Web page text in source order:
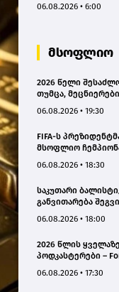
საზიანოდ
06.08.2026 • 6:00
მსოფლიო
2026 წელი
თუმცა,
06.08.2026 • 19:30
FIFA-ს
მსოფლიო
06.08.2026 • 18:30
საკუთარი
განვითარება
06.08.2026 • 18:00
2026 წლის
პოდკასტერები –
06.08.2026 • 17:30